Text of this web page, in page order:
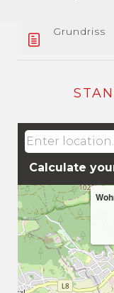
Grundriss